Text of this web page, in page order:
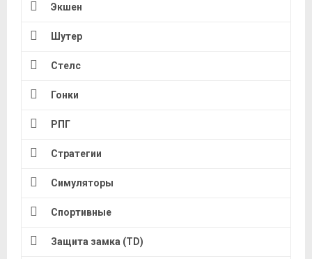
Экшен
Шутер
Стелс
Гонки
РПГ
Стратегии
Симуляторы
Спортивные
Защита замка (TD)